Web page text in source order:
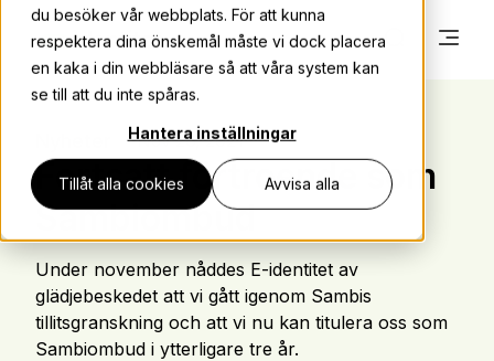
du besöker vår webbplats. För att kunna
respektera dina önskemål måste vi dock placera
en kaka i din webbläsare så att våra system kan
se till att du inte spåras.
Hantera inställningar
Tillåt alla cookies Avvisa alla
Nov 26, 2021
Fortsatt förtroende som
Sambiombud
Under november nåddes E-identitet av
glädjebeskedet att vi gått igenom Sambis
tillitsgranskning och att vi nu kan titulera oss som
Sambiombud i ytterligare tre år.